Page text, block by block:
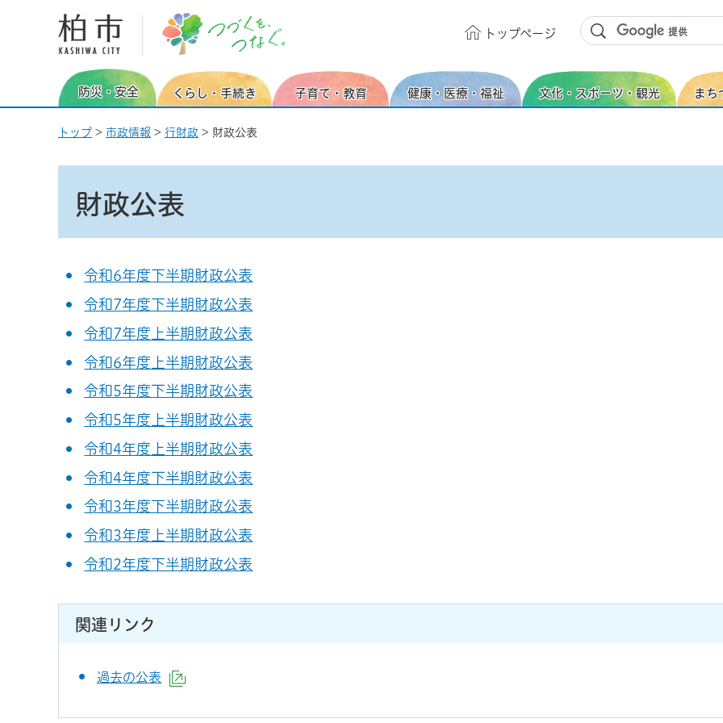
柏市 つづくを、つなぐ。
トップページ
防災・安全 くらし・手続き 子育て・教育 健康・医療・福祉 文化・スポーツ・観光 まち
トップ > 市政情報 > 行財政 > 財政公表
財政公表
令和6年度下半期財政公表
令和7年度下半期財政公表
令和7年度上半期財政公表
令和6年度上半期財政公表
令和5年度下半期財政公表
令和5年度上半期財政公表
令和4年度上半期財政公表
令和4年度下半期財政公表
令和3年度下半期財政公表
令和3年度上半期財政公表
令和2年度下半期財政公表
関連リンク
過去の公表